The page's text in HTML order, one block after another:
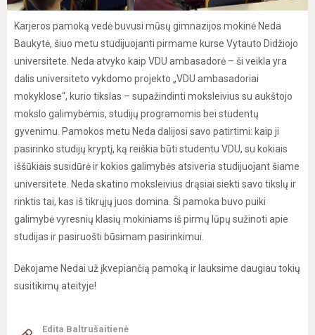
Karjeros pamoką vedė buvusi mūsų gimnazijos mokinė Neda
Baukytė, šiuo metu studijuojanti pirmame kurse Vytauto Didžiojo
universitete. Neda atvyko kaip VDU ambasadorė – ši veikla yra
dalis universiteto vykdomo projekto „VDU ambasadoriai
mokyklose“, kurio tikslas – supažindinti moksleivius su aukštojo
mokslo galimybėmis, studijų programomis bei studentų
gyvenimu. Pamokos metu Neda dalijosi savo patirtimi: kaip ji
pasirinko studijų kryptį, ką reiškia būti studentu VDU, su kokiais
iššūkiais susidūrė ir kokios galimybės atsiveria studijuojant šiame
universitete. Neda skatino moksleivius drąsiai siekti savo tikslų ir
rinktis tai, kas iš tikrųjų juos domina. Ši pamoka buvo puiki
galimybė vyresnių klasių mokiniams iš pirmų lūpų sužinoti apie
studijas ir pasiruošti būsimam pasirinkimui.
Dėkojame Nedai už įkvepiančią pamoką ir lauksime daugiau tokių
susitikimų ateityje!
Edita Baltrušaitienė